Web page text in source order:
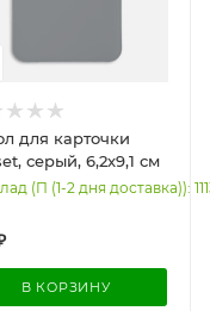
для карточки
серый, 6,2х9,1 см
(П (1-2 дня доставка)):
В КОРЗИНУ